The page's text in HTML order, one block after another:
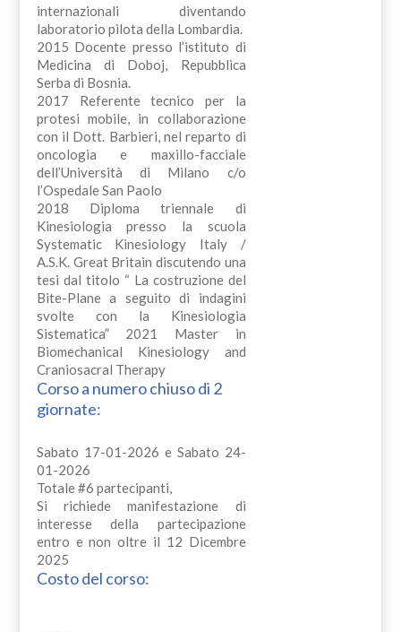
internazionali diventando
laboratorio pilota della Lombardia.
2015 Docente presso l’istituto di
Medicina di Doboj, Repubblica
Serba di Bosnia.
2017 Referente tecnico per la
protesi mobile, in collaborazione
con il Dott. Barbieri, nel reparto di
oncologia e maxillo-facciale
dell’Università di Milano c/o
l’Ospedale San Paolo
2018 Diploma triennale di
Kinesiologia presso la scuola
Systematic Kinesiology Italy /
A.S.K. Great Britain discutendo una
tesi dal titolo “ La costruzione del
Bite-Plane a seguito di indagini
svolte con la Kinesiologia
Sistematica” 2021 Master in
Biomechanical Kinesiology and
Craniosacral Therapy
Corso a numero chiuso di 2
giornate:
Sabato 17-01-2026 e Sabato 24-
01-2026
Totale #6 partecipanti,
Si richiede manifestazione di
interesse della partecipazione
entro e non oltre il 12 Dicembre
2025
Costo del corso: